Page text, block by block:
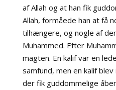
af Allah og at han fik
Allah, formåede han at få
tilhængere, og nogle af
Muhammed. Efter
magten. En kalif var en
samfund, men en kalif
der fik guddommelige